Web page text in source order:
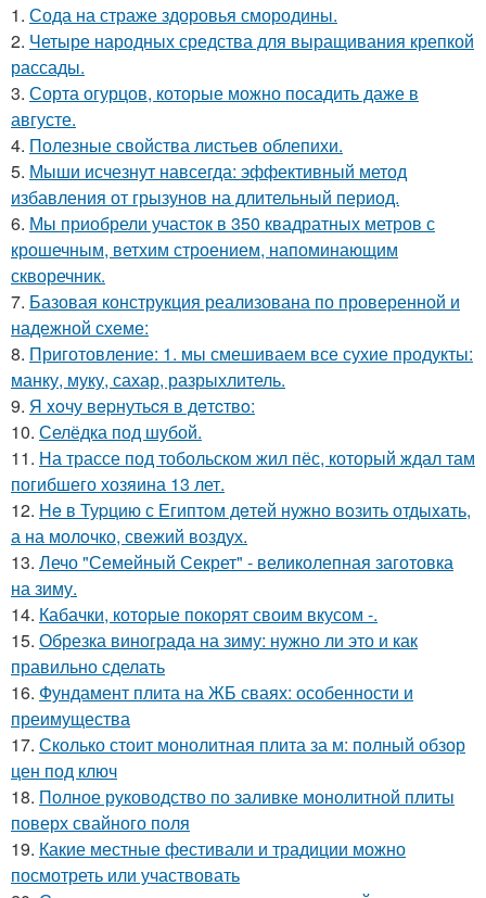
1. Сода на страже здоровья смородины.
2. Четыре народных средства для выращивания крепкой
рассады.
3. Сорта огурцов, которые можно посадить даже в
августе.
4. Полезные свойства листьев облепихи.
5. Мыши исчезнут навсегда: эффективный метод
избавления от грызунов на длительный период.
6. Мы приобрели участок в 350 квадратных метров с
крошечным, ветхим строением, напоминающим
скворечник.
7. Базовая конструкция реализована по проверенной и
надежной схеме:
8. Приготовление: 1. мы смешиваем все сухие продукты:
манку, муку, сахар, разрыхлитель.
9. Я xoчу вepнутьcя в дeтcтвo:
10. Селёдка под шубой.
11. На трассе под тобольском жил пёс, который ждал там
погибшего хозяина 13 лет.
12. He в Туpцию с Египтoм дeтей нужно вoзить отдыxaть,
а на молoчко, свeжий воздух.
13. Лечо "Семейный Секрет" - великолепная заготовка
на зиму.
14. Кабачки, которые покорят своим вкусом -.
15. Обрезка винограда на зиму: нужно ли это и как
правильно сделать
16. Фундамент плита на ЖБ сваях: особенности и
преимущества
17. Сколько стоит монолитная плита за м: полный обзор
цен под ключ
18. Полное руководство по заливке монолитной плиты
поверх свайного поля
19. Какие местные фестивали и традиции можно
посмотреть или участвовать